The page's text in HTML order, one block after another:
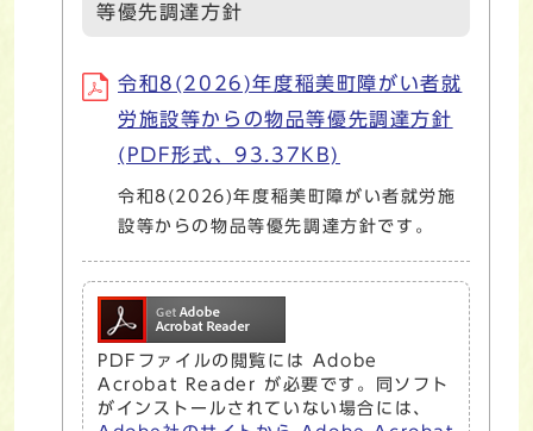
等優先調達方針
令和8(2026)年度稲美町障がい者就
労施設等からの物品等優先調達方針
(PDF形式、93.37KB)
令和8(2026)年度稲美町障がい者就労施
設等からの物品等優先調達方針です。
PDFファイルの閲覧には Adobe
Acrobat Reader が必要です。同ソフト
がインストールされていない場合には、